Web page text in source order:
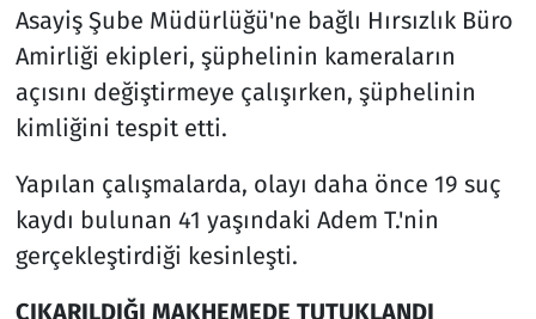
Asayiş Şube Müdürlüğü'ne bağlı Hırsızlık Büro
Amirliği ekipleri, şüphelinin kameraların
açısını değiştirmeye çalışırken, şüphelinin
kimliğini tespit etti.
Yapılan çalışmalarda, olayı daha önce 19 suç
kaydı bulunan 41 yaşındaki Adem T.'nin
gerçekleştirdiği kesinleşti.
ÇIKARILDIĞI MAKHEMEDE TUTUKLANDI